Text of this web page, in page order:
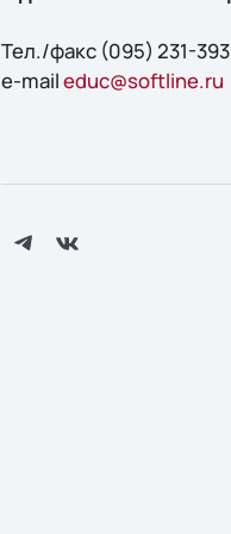
Тел./факс (095) 231-
e-maileduc@softline.ru